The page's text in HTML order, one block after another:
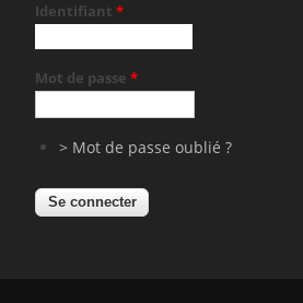
Identifiant*
Mot de passe*
> Mot de passe oublié ?